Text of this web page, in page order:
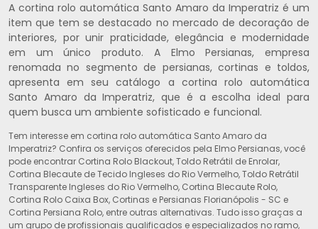
A cortina rolo automática Santo Amaro da Imperatriz é um
item que tem se destacado no mercado de decoração de
interiores, por unir praticidade, elegância e modernidade
em um único produto. A Elmo Persianas, empresa
renomada no segmento de persianas, cortinas e toldos,
apresenta em seu catálogo a cortina rolo automática
Santo Amaro da Imperatriz, que é a escolha ideal para
quem busca um ambiente sofisticado e funcional.
Tem interesse em cortina rolo automática Santo Amaro da
Imperatriz? Confira os serviços oferecidos pela Elmo Persianas, você
pode encontrar Cortina Rolo Blackout, Toldo Retrátil de Enrolar,
Cortina Blecaute de Tecido Ingleses do Rio Vermelho, Toldo Retrátil
Transparente Ingleses do Rio Vermelho, Cortina Blecaute Rolo,
Cortina Rolo Caixa Box, Cortinas e Persianas Florianópolis - SC e
Cortina Persiana Rolo, entre outras alternativas. Tudo isso graças a
um grupo de profissionais qualificados e especializados no ramo,